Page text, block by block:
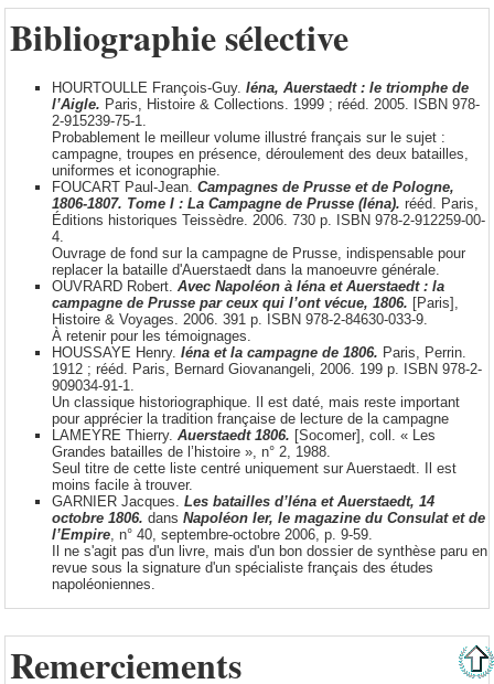
Bibliographie sélective
HOURTOULLE François-Guy. Iéna, Auerstaedt : le triomphe de
l’Aigle. Paris, Histoire & Collections. 1999 ; rééd. 2005. ISBN 978-
2-915239-75-1.
Probablement le meilleur volume illustré français sur le sujet :
campagne, troupes en présence, déroulement des deux batailles,
uniformes et iconographie.
FOUCART Paul-Jean. Campagnes de Prusse et de Pologne,
1806-1807. Tome I : La Campagne de Prusse (Iéna). rééd. Paris,
Éditions historiques Teissèdre. 2006. 730 p. ISBN 978-2-912259-00-
4.
Ouvrage de fond sur la campagne de Prusse, indispensable pour
replacer la bataille d'Auerstaedt dans la manoeuvre générale.
OUVRARD Robert. Avec Napoléon à Iéna et Auerstaedt : la
campagne de Prusse par ceux qui l’ont vécue, 1806. [Paris],
Histoire & Voyages. 2006. 391 p. ISBN 978-2-84630-033-9.
À retenir pour les témoignages.
HOUSSAYE Henry. Iéna et la campagne de 1806. Paris, Perrin.
1912 ; rééd. Paris, Bernard Giovanangeli, 2006. 199 p. ISBN 978-2-
909034-91-1.
Un classique historiographique. Il est daté, mais reste important
pour apprécier la tradition française de lecture de la campagne
LAMEYRE Thierry. Auerstaedt 1806. [Socomer], coll. « Les
Grandes batailles de l’histoire », n° 2, 1988.
Seul titre de cette liste centré uniquement sur Auerstaedt. Il est
moins facile à trouver.
GARNIER Jacques. Les batailles d’Iéna et Auerstaedt, 14
octobre 1806. dans Napoléon Ier, le magazine du Consulat et de
l’Empire, n° 40, septembre-octobre 2006, p. 9-59.
Il ne s'agit pas d'un livre, mais d'un bon dossier de synthèse paru en
revue sous la signature d'un spécialiste français des études
napoléoniennes.
Remerciements